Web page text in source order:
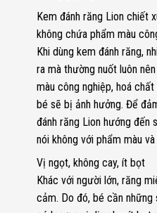
Kem đánh răng Lion chiết
không chứa phẩm màu
Khi dùng kem đánh răng,
ra mà thường nuốt luôn
màu công nghiệp, hoá
bé sẽ bị ảnh hưởng. Để
đánh răng Lion hướng đến
nói không với phẩm màu
Vị ngọt, không cay, ít bọt
Khác với người lớn, răng
cảm. Do đó, bé cần những